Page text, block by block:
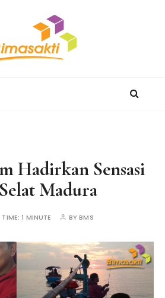
Hadirkan Sensasi
Madura
TIME:1 MINUTE BYBMS